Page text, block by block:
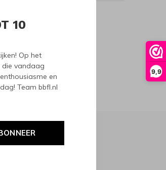
9,9
10
Op het
die vandaag
en
Team bbfl.nl